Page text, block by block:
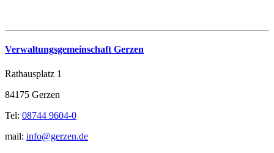
Verwaltungsgemeinschaft Gerzen
Rathausplatz 1
84175 Gerzen
Tel: 08744 9604-0
mail: info@gerzen.de